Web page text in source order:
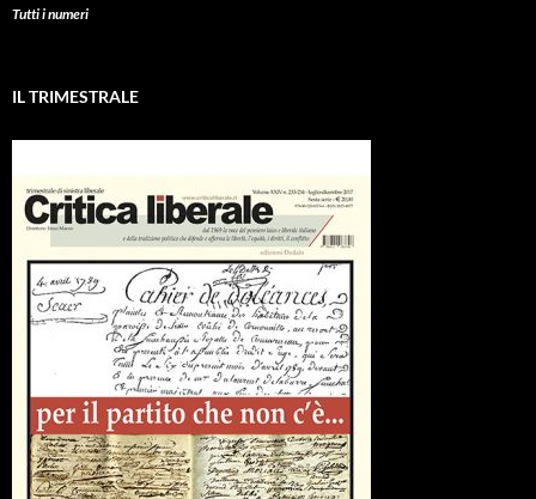
Tutti i numeri
IL TRIMESTRALE